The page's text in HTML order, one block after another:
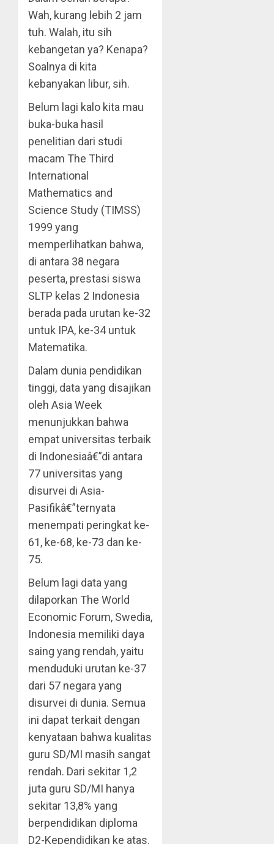
Wah, kurang lebih 2 jam
tuh. Walah, itu sih
kebangetan ya? Kenapa?
Soalnya di kita
kebanyakan libur, sih.
Belum lagi kalo kita mau
buka-buka hasil
penelitian dari studi
macam The Third
International
Mathematics and
Science Study (TIMSS)
1999 yang
memperlihatkan bahwa,
di antara 38 negara
peserta, prestasi siswa
SLTP kelas 2 Indonesia
berada pada urutan ke-32
untuk IPA, ke-34 untuk
Matematika.
Dalam dunia pendidikan
tinggi, data yang disajikan
oleh Asia Week
menunjukkan bahwa
empat universitas terbaik
di Indonesiaâ€”di antara
77 universitas yang
disurvei di Asia-
Pasifikâ€”ternyata
menempati peringkat ke-
61, ke-68, ke-73 dan ke-
75.
Belum lagi data yang
dilaporkan The World
Economic Forum, Swedia,
Indonesia memiliki daya
saing yang rendah, yaitu
menduduki urutan ke-37
dari 57 negara yang
disurvei di dunia. Semua
ini dapat terkait dengan
kenyataan bahwa kualitas
guru SD/MI masih sangat
rendah. Dari sekitar 1,2
juta guru SD/MI hanya
sekitar 13,8% yang
berpendidikan diploma
D2-Kependidikan ke atas.